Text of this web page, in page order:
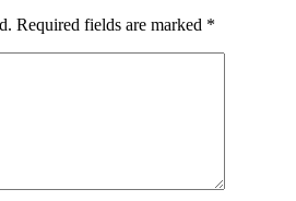
Required fields are marked *